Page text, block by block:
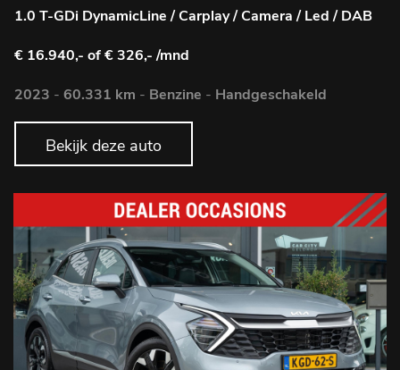
1.0 T-GDi DynamicLine / Carplay / Camera / Led / DAB
€ 16.940,- of € 326,- /mnd
2023 - 60.331 km - Benzine - Handgeschakeld
Bekijk deze auto